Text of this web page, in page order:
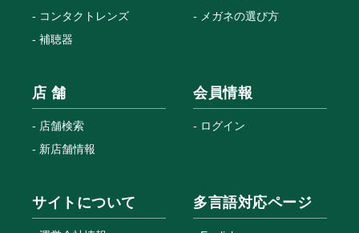
コンタクトレンズ
補聴器
メガネの選び方
店 舗
店舗検索
新店舗情報
会員情報
ログイン
サイトについて 多言語対応ページ